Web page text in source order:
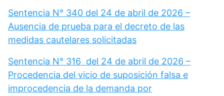
Sentencia N° 340 del 24 de abril de 2026 –
Ausencia de prueba para el decreto de las
medidas cautelares solicitadas
Sentencia N° 316 del 24 de abril de 2026 –
Procedencia del vicio de suposición falsa e
improcedencia de la demanda por